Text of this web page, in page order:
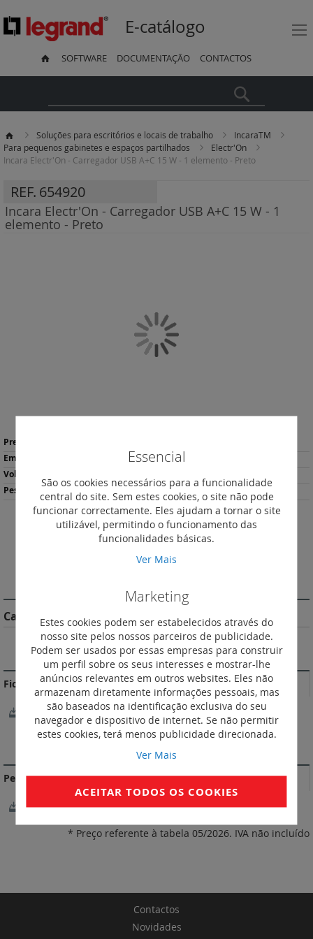
E-catálogo
SOFTWARE DOCUMENTAÇÃO CONTACTOS
Soluções para escritórios e locais de trabalho
IncaraTM
Para pequenos gabinetes e espaços partilhados
Electr'On
Incara Electr'On - Carregador USB A+C 15 W - 1 elemento - Preto
REF. 654920
Incara Electr'On - Carregador USB A+C 15 W - 1
elemento - Preto
Mais
informação
748
Descarregar
Ficha de Produto
Imprimir
da
Galeria
de
imagens
Características do Produto
MAIS INFORMAÇÃO
Fichas Técnicas
FichaTécnica
DOCUMENTAÇÃO DE CONFORMIDADE
Perfil ambiental do produto
CertificadoAmbiental
* Preço referente à tabela 05/2026. IVA não incluído
Contactos
Novidades
Essencial
São os cookies necessários para a funcionalidade
central do site. Sem estes cookies, o site não pode
funcionar correctamente. Eles ajudam a tornar o site
utilizável, permitindo o funcionamento das
funcionalidades básicas.
Ver Mais
Marketing
Estes cookies podem ser estabelecidos através do
nosso site pelos nossos parceiros de publicidade.
Podem ser usados por essas empresas para construir
um perfil sobre os seus interesses e mostrar-lhe
anúncios relevantes em outros websites. Eles não
armazenam diretamente informações pessoais, mas
são baseados na identificação exclusiva do seu
navegador e dispositivo de internet. Se não permitir
estes cookies, terá menos publicidade direcionada.
Ver Mais
ACEITAR TODOS OS COOKIES